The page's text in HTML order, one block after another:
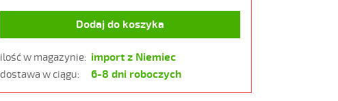
Dodaj do koszyka
ilość w magazynie: import z Niemiec
dostawa w ciągu: 6-8 dni roboczych